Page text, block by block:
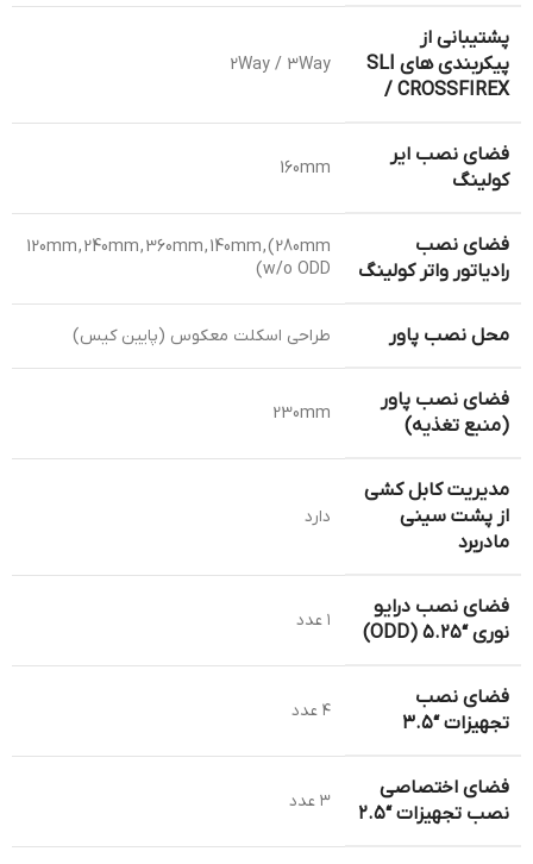
پشتیبانی از
پیکربندی های SLI
/ CROSSFIREX
2Way / 3Way
فضای نصب ایر
کولینگ
160mm
فضای نصب
رادیاتور واتر کولینگ
120mm , 240mm , 360mm , 140mm , (280mm
(w/o ODD
محل نصب پاور طراحی اسکلت معکوس (پایین کیس)
فضای نصب پاور
(منبع تغذیه)
230mm
مدیریت کابل کشی
از پشت سینی
مادربرد
دارد
فضای نصب درایو
نوری “۵.۲۵ (ODD)
۱ عدد
فضای نصب
تجهیزات “۳.۵
۴ عدد
فضای اختصاصی
نصب تجهیزات “۲.۵
۳ عدد